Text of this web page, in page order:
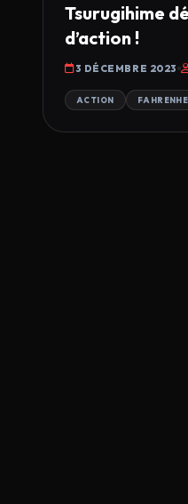
Tsurugihime
d’action !
3 DÉCEMBRE 2023
ACTION